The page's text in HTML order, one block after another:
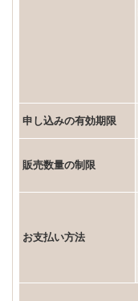
申し込みの有効期限
販売数量の制限
お支払い方法